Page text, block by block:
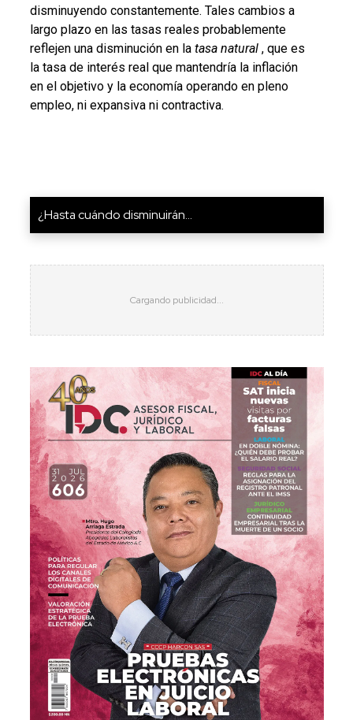
disminuyendo constantemente. Tales cambios a
largo plazo en las tasas reales probablemente
reflejen una disminución en la tasa natural , que es
la tasa de interés real que mantendría la inflación
en el objetivo y la economía operando en pleno
empleo, ni expansiva ni contractiva.
¿Hasta cuándo disminuirán...